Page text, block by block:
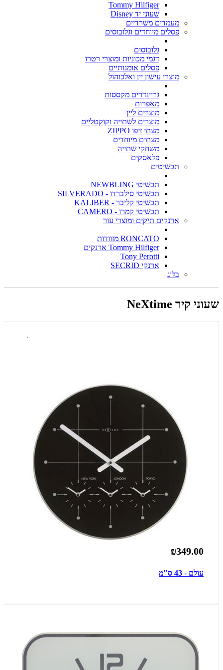
Tommy Hilfiger
שעוני יד Disney
מעמדים משרדיים
פסלים מיוחדים וגלובוסים
גלובוסים
דגמי מכוניות ומוצרי רטרו
פסלים אומנותיים
מוצרי עישון יין ואלכוהול
גריינדרים מקססות
מאפרות
מוצרים ליין
מוצרים לשתייה וקוקטליים
מצתי זיפו ZIPPO
מצתים מיוחדים
משחקי שתייה
פלאסקים
תכשיטים
תכשיטי NEWBLING
תכשיטי סילברדו - SILVERADO
תכשיטי קליבר - KALIBER
תכשיטי קמרו - CAMERO
ארנקים תיקים ומוצרי עור
RONCATO מזוודות
Tommy Hilfiger ארנקים
Tony Perotti
ארנקי SECRID
בלוג
שעוני קיר NeXtime
₪349.00
עולם - 43 ס"מ